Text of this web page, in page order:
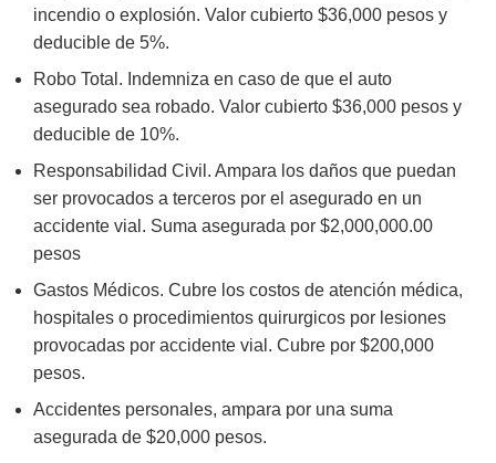
incendio o explosión. Valor cubierto $36,000 pesos y
deducible de 5%.
Robo Total. Indemniza en caso de que el auto
asegurado sea robado. Valor cubierto $36,000 pesos y
deducible de 10%.
Responsabilidad Civil. Ampara los daños que puedan
ser provocados a terceros por el asegurado en un
accidente vial. Suma asegurada por $2,000,000.00
pesos
Gastos Médicos. Cubre los costos de atención médica,
hospitales o procedimientos quirurgicos por lesiones
provocadas por accidente vial. Cubre por $200,000
pesos.
Accidentes personales, ampara por una suma
asegurada de $20,000 pesos.